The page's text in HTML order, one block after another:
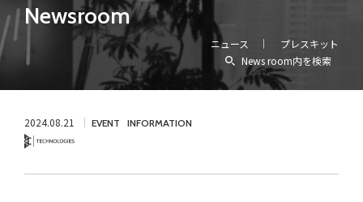
Newsroom
ニュース
プレスキット
News room内を検索
2024.08.21 EVENT INFORMATION